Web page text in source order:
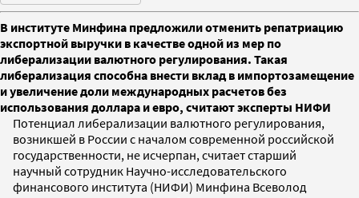
В институте Минфина предложили отменить репатриацию
экспортной выручки в качестве одной из мер по
либерализации валютного регулирования. Такая
либерализация способна внести вклад в импортозамещение
и увеличение доли международных расчетов без
использования доллара и евро, считают эксперты НИФИ
Потенциал либерализации валютного регулирования,
возникшей в России с началом современной российской
государственности, не исчерпан, считает старший
научный сотрудник Научно-исследовательского
финансового института (НИФИ) Минфина Всеволод